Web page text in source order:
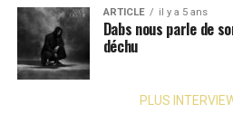
ARTICLE il y a 5 ans
Dabs nous parle de
déchu
PLUS
il y a 2 jours